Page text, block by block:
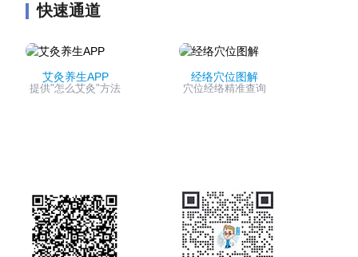
快速通道
艾灸养生APP
提供"怎么艾灸"方法
经络穴位图解
穴位经络精准查询